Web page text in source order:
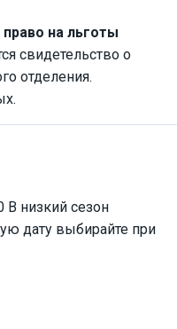
на льготы
свидетельство о
отделения.
В низкий сезон
дату выбирайте при